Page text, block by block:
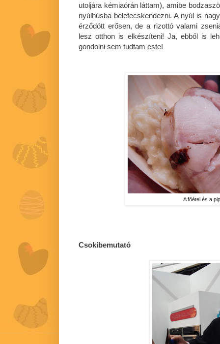
utoljára kémiaórán láttam), amibe
nyúlhúsba belefecskendezni. A nyúl is
érződött erősen, de a rizottó valami
lesz otthon is elkészíteni! Ja, ebből is
gondolni sem tudtam este!
A főétel és a
Csokibemutató